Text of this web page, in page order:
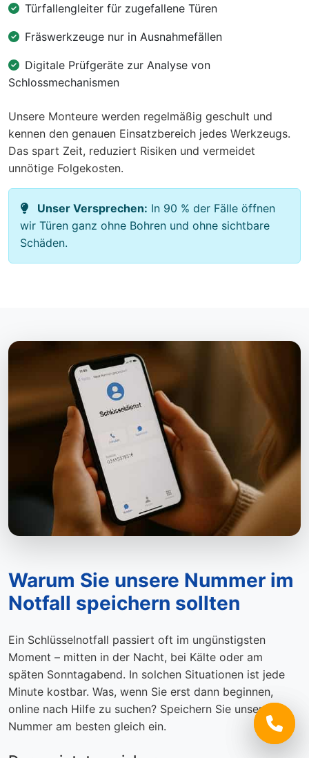
Türfallengleiter für zugefallene Türen
Fräswerkzeuge nur in Ausnahmefällen
Digitale Prüfgeräte zur Analyse von
Schlossmechanismen
Unsere Monteure werden regelmäßig geschult und
kennen den genauen Einsatzbereich jedes Werkzeugs.
Das spart Zeit, reduziert Risiken und vermeidet
unnötige Folgekosten.
Unser Versprechen: In 90 % der Fälle öffnen
wir Türen ganz ohne Bohren und ohne sichtbare
Schäden.
Warum Sie unsere Nummer im
Notfall speichern sollten
Ein Schlüsselnotfall passiert oft im ungünstigsten
Moment – mitten in der Nacht, bei Kälte oder am
späten Sonntagabend. In solchen Situationen ist jede
Minute kostbar. Was, wenn Sie erst dann beginnen,
online nach Hilfe zu suchen? Speichern Sie unsere
Nummer am besten gleich ein.